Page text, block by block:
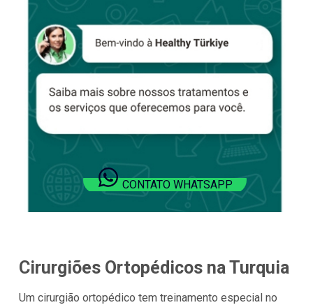
CONTATO WHATSAPP
Cirurgiões Ortopédicos na Turquia
Um cirurgião ortopédico tem treinamento especial no